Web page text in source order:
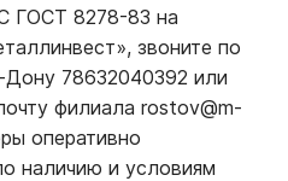
ГОСТ 8278-83 на
звоните по
78632040392 или
филиала rostov@m-
оперативно
наличию и условиям